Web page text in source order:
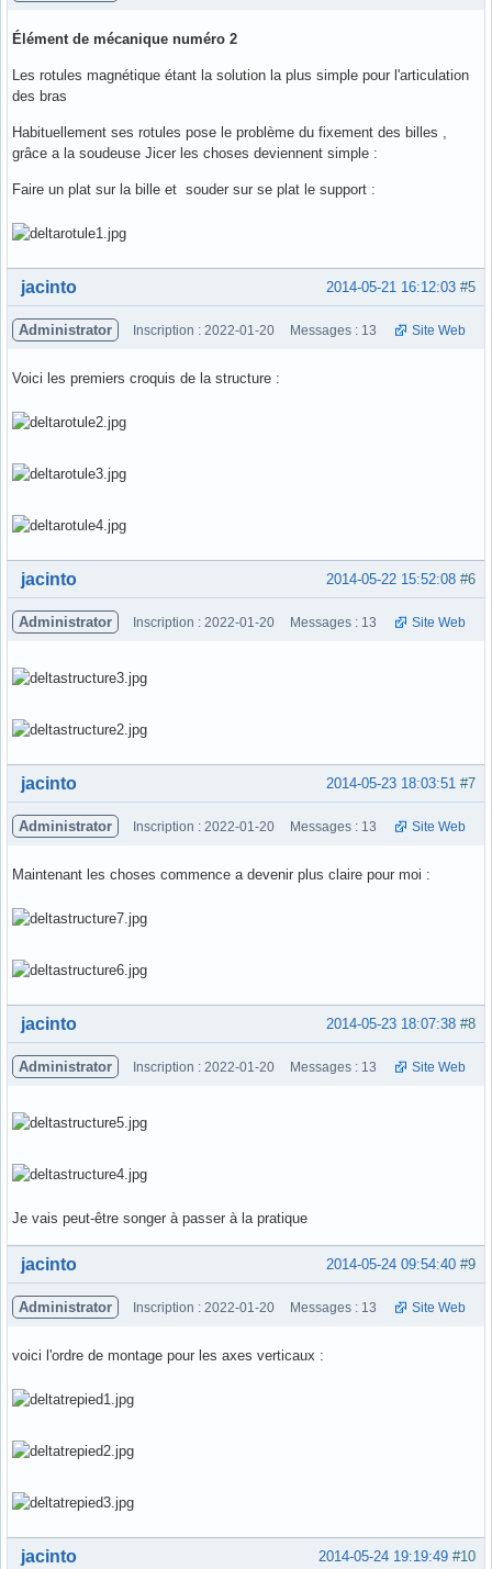
Élément de mécanique numéro 2
Les rotules magnétique étant la solution la plus simple pour l'articulation
des bras
Habituellement ses rotules pose le problème du fixement des billes ,
grâce a la soudeuse Jicer les choses deviennent simple :
Faire un plat sur la bille et souder sur se plat le support :
Hors ligne #5
2014-05-21 16:12:03
jacinto
Administrator Inscription : 2022-01-20 Messages : 13 Site Web
Voici les premiers croquis de la structure :
Hors ligne #6
2014-05-22 15:52:08
jacinto
Administrator Inscription : 2022-01-20 Messages : 13 Site Web
Hors ligne #7
2014-05-23 18:03:51
jacinto
Administrator Inscription : 2022-01-20 Messages : 13 Site Web
Maintenant les choses commence a devenir plus claire pour moi :
Hors ligne #8
2014-05-23 18:07:38
jacinto
Administrator Inscription : 2022-01-20 Messages : 13 Site Web
Je vais peut-être songer à passer à la pratique
Hors ligne #9
2014-05-24 09:54:40
jacinto
Administrator Inscription : 2022-01-20 Messages : 13 Site Web
voici l'ordre de montage pour les axes verticaux :
Hors ligne #10
2014-05-24 19:19:49
jacinto